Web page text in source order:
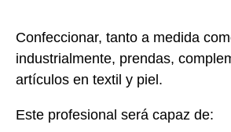
Confeccionar, tanto a medida
industrialmente, prendas,
artículos en textil y piel .
Este profesional será capaz de: